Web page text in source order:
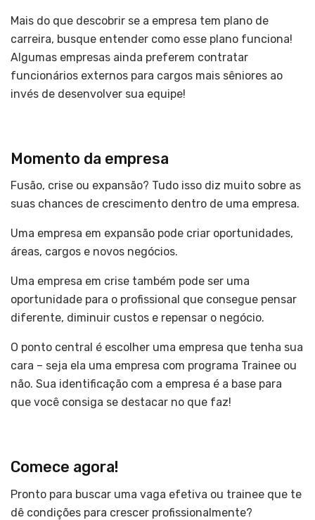
Mais do que descobrir se a empresa tem plano de
carreira, busque entender como esse plano funciona!
Algumas empresas ainda preferem contratar
funcionários externos para cargos mais sêniores ao
invés de desenvolver sua equipe!
Momento da empresa
Fusão, crise ou expansão? Tudo isso diz muito sobre as
suas chances de crescimento dentro de uma empresa.
Uma empresa em expansão pode criar oportunidades,
áreas, cargos e novos negócios.
Uma empresa em crise também pode ser uma
oportunidade para o profissional que consegue pensar
diferente, diminuir custos e repensar o negócio.
O ponto central é escolher uma empresa que tenha sua
cara – seja ela uma empresa com programa Trainee ou
não. Sua identificação com a empresa é a base para
que você consiga se destacar no que faz!
Comece agora!
Pronto para buscar uma vaga efetiva ou trainee que te
dê condições para crescer profissionalmente?